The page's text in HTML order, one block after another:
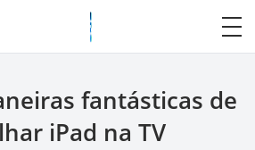
fantásticas de
iPad na TV